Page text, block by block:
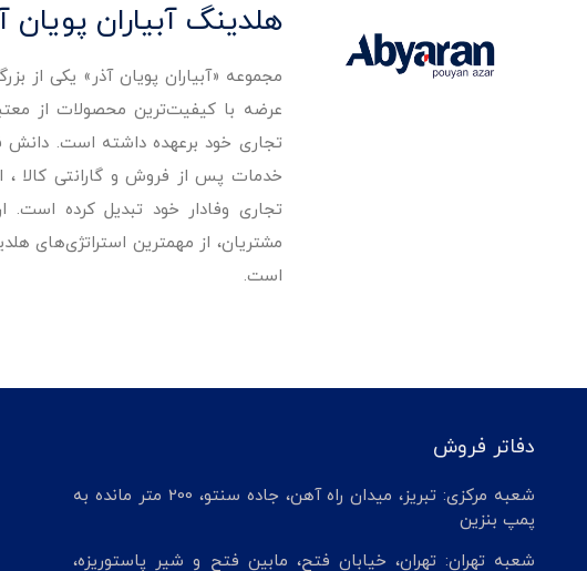
هلدینگ آبیاران پویان
مجموعه «آبیاران پویان آذر» یکی از
تجاری خود برعهده داشته است. دانش
خدمات پس از فروش و گارانتی کالا ،
تجاری وفادار خود تبدیل کرده
مشتریان، از مهمترین استراتژی‌های
است.
دفاتر فروش
شعبه مرکزی: تبریز، میدان راه آهن، جاده سنتو، 200 متر مانده به
پمپ بنزین
شعبه تهران: تهران، خیابان فتح، مابین فتح و شیر پاستوریزه،